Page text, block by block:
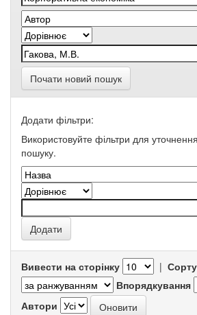
Почати новий пошук
Додати фільтри:
Використовуйте фільтри для
пошуку.
Вивести на сторінку |
Впорядкування
Автори